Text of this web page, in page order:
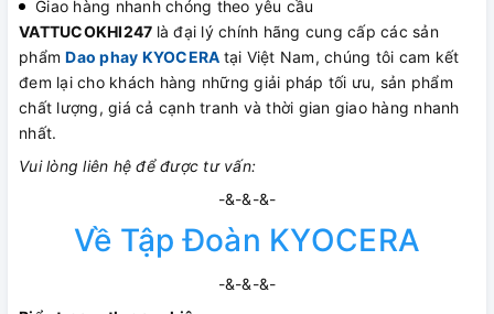
Giao hàng nhanh chóng theo yêu cầu
VATTUCOKHI247 là đại lý chính hãng cung cấp các sản
phẩmDao phay KYOCERA tại Việt Nam, chúng tôi cam kết
đem lại cho khách hàng những giải pháp tối ưu, sản phẩm
chất lượng, giá cả cạnh tranh và thời gian giao hàng nhanh
nhất.
Vui lòng liên hệ để được tư vấn:
-&-&-&-
Về Tập Đoàn KYOCERA
-&-&-&-